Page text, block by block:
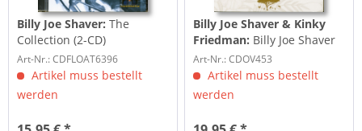
Billy Joe Shaver: The
Collection (2-CD)
Art-Nr.: CDFLOAT6396
Artikel muss bestellt
werden
Billy Joe Shaver & Kinky
Friedman: Billy Joe Shaver
& Kinky Friedman - Live
From...
Art-Nr.: CDOV453
Artikel muss bestellt
werden